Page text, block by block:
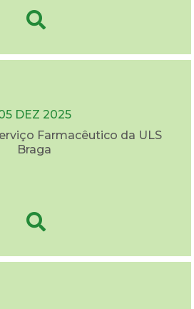
DEZ 2025
Farmacêutico da ULS
Braga